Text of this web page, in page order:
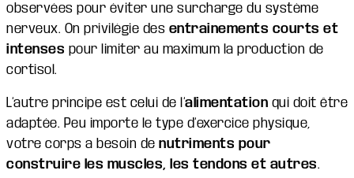
observées pour éviter une surcharge du système
nerveux. On privilégie des entrainements courts et
intenses pour limiter au maximum la production de
cortisol.
L’autre principe est celui de l’alimentation qui doit être
adaptée. Peu importe le type d’exercice physique,
votre corps a besoin de nutriments pour
construire les muscles, les tendons et autres.